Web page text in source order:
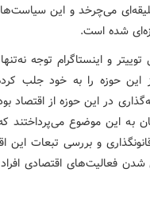
می‌چرخد و این سیاست‌ها
شده‌ است.
و اینستاگرام توجه
این حوزه را به خود جلب
در این حوزه از اقتصاد
به این موضوع می‌پرداختند
و بررسی تبعات این
فعالیت‌های اقتصادی